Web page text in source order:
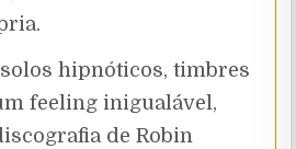
solos hipnóticos, timbres
feeling inigualável,
de Robin